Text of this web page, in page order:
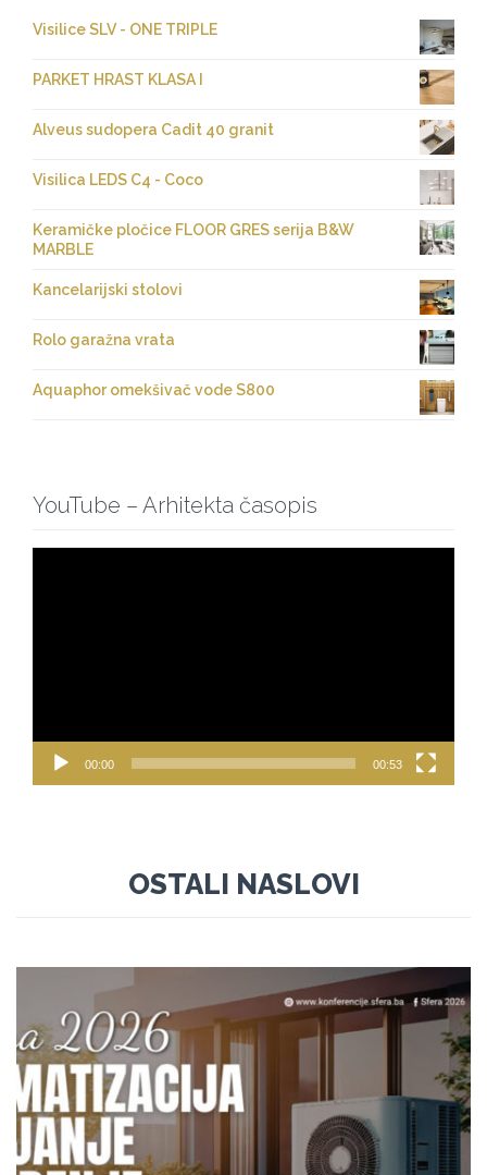
Visilice SLV - ONE TRIPLE
PARKET HRAST KLASA I
Alveus sudopera Cadit 40 granit
Visilica LEDS C4 - Coco
Keramičke pločice FLOOR GRES serija B&W
MARBLE
Kancelarijski stolovi
Rolo garažna vrata
Aquaphor omekšivač vode S800
YouTube – Arhitekta časopis
00:00 00:53
OSTALI NASLOVI